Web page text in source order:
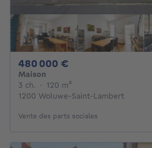
480 000 €
Maison
3 ch. 3 chambres
· 120 m²
1200 Woluwe-Saint-Lambert
Vente des parts sociales